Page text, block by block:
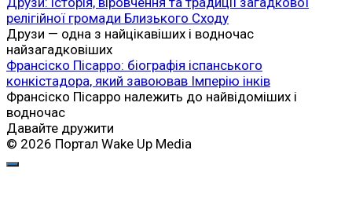
релігійної громади Близького Сходу
Друзи — одна з найцікавіших і водночас
найзагадковіших
Франсіско Пісарро: біографія іспанського
конкістадора, який завоював Імперію інків
Франсіско Пісарро належить до найвідоміших і
водночас
Давайте дружити
© 2026 Портал Wake Up Media